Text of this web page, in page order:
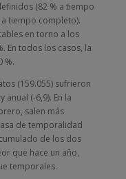
(82 % a tiempo
tiempo completo).
en torno a los
En todos los casos, la
%.
(159.055) sufrieron
anual (-6,9). En la
salen más
de temporalidad
de los dos
que hace un año,
temporales.